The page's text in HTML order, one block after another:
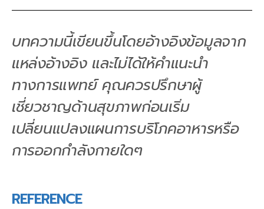
บทความนี้เขียนขึ้นโดยอ้างอิงข้อมูลจาก
แหล่งอ้างอิง และไม่ได้ให้คำแนะนำ
ทางการแพทย์ คุณควรปรึกษาผู้
เชี่ยวชาญด้านสุขภาพก่อนเริ่ม
เปลี่ยนแปลงแผนการบริโภคอาหารหรือ
การออกกำลังกายใดๆ
REFERENCE